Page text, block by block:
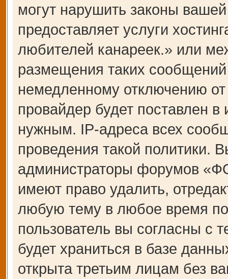
могут нарушить законы
предоставляет услуги
любителей канареек.» или
размещения таких
немедленному отключению
провайдер будет поставлен
нужным. IP-адреса всех
проведения такой политики.
администраторы форумов
имеют право удалить,
любую тему в любое время
пользователь вы согласны с
будет храниться в базе
открыта третьим лицам без